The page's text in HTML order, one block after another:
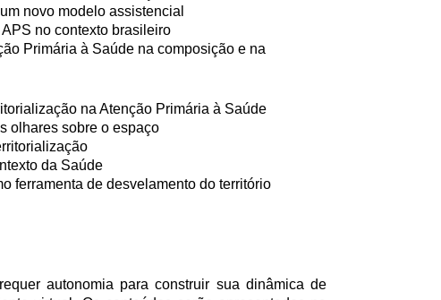
novo modelo assistencial
no contexto brasileiro
Primária à Saúde na composição e na
na Atenção Primária à Saúde
olhares sobre o espaço
da Saúde
ferramenta de desvelamento do território
autonomia para construir sua dinâmica de